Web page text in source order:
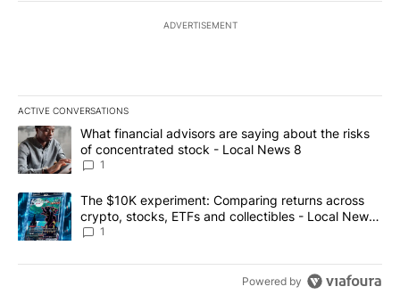
ADVERTISEMENT
ACTIVE CONVERSATIONS
The following is a list of the most commented articles in the last
A trending article titled "What financial advisors are saying
What financial advisors are saying about the risks
of concentrated stock - Local News 8
1
A trending article titled "The $10K experiment: Comparing
The $10K experiment: Comparing returns across
crypto, stocks, ETFs and collectibles - Local News
8
1
Powered by